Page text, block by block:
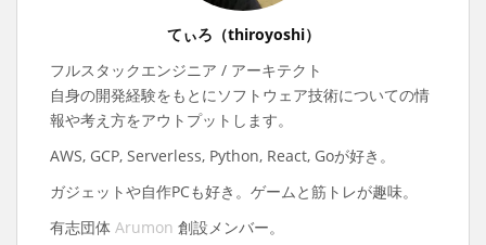
てぃろ（thiroyoshi）
フルスタックエンジニア / アーキテクト
自身の開発経験をもとにソフトウェア技術についての情
報や考え方をアウトプットします。
AWS, GCP, Serverless, Python, React, Goが好き。
ガジェットや自作PCも好き。ゲームと筋トレが趣味。
有志団体 Arumon 創設メンバー。